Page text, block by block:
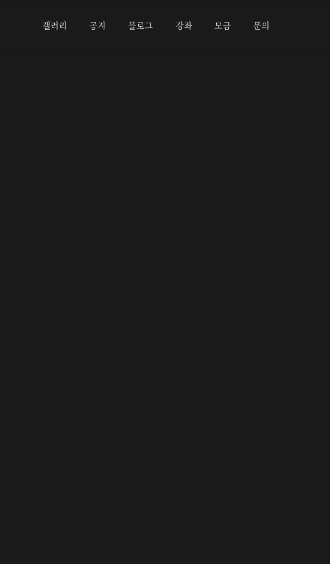
갤러리 공지 블로그 강좌 모금 문의